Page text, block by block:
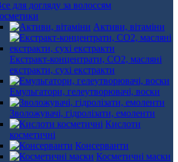
Активи, вітаміни
Екстракт-концентрати, СО2, масляні
екстракти, сухі екстракти
Емульгатори, гелеутворювачі, воски
Зволожувачі, гідролізати, емоленти
Кислоти
косметичні
Консерванти
Косметичні маски